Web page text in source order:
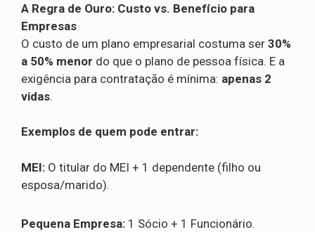
A Regra de Ouro: Custo vs. Benefício para
Empresas
O custo de um plano empresarial costuma ser 30%
a 50% menor do que o plano de pessoa física. E a
exigência para contratação é mínima: apenas 2
vidas.
Exemplos de quem pode entrar:
MEI: O titular do MEI + 1 dependente (filho ou
esposa/marido).
Pequena Empresa: 1 Sócio + 1 Funcionário.